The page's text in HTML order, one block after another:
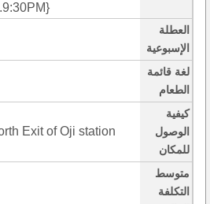
العطلة
الإسبوعية
لغة قائمة
الطعام
كيفية
الوصول
للمكان
Exit of Oji station
متوسط
التكلفة